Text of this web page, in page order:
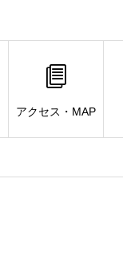
アクセス・MAP